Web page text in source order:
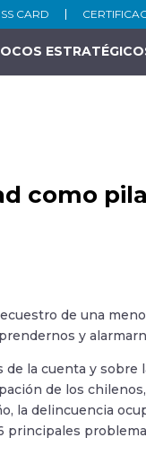
CARD
como
de una
y
de la cuenta y sobre
de los
la delincuencia
principales